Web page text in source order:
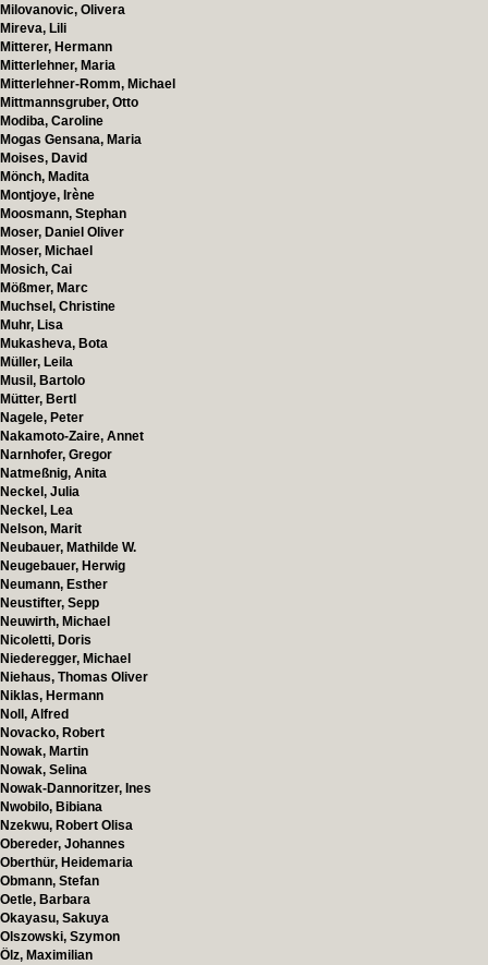
Milovanovic, Olivera
Mireva, Lili
Mitterer, Hermann
Mitterlehner, Maria
Mitterlehner-Romm, Michael
Mittmannsgruber, Otto
Modiba, Caroline
Mogas Gensana, Maria
Moises, David
Mönch, Madita
Montjoye, Irène
Moosmann, Stephan
Moser, Daniel Oliver
Moser, Michael
Mosich, Cai
Mößmer, Marc
Muchsel, Christine
Muhr, Lisa
Mukasheva, Bota
Müller, Leila
Musil, Bartolo
Mütter, Bertl
Nagele, Peter
Nakamoto-Zaire, Annet
Narnhofer, Gregor
Natmeßnig, Anita
Neckel, Julia
Neckel, Lea
Nelson, Marit
Neubauer, Mathilde W.
Neugebauer, Herwig
Neumann, Esther
Neustifter, Sepp
Neuwirth, Michael
Nicoletti, Doris
Niederegger, Michael
Niehaus, Thomas Oliver
Niklas, Hermann
Noll, Alfred
Novacko, Robert
Nowak, Martin
Nowak, Selina
Nowak-Dannoritzer, Ines
Nwobilo, Bibiana
Nzekwu, Robert Olisa
Obereder, Johannes
Oberthür, Heidemaria
Obmann, Stefan
Oetle, Barbara
Okayasu, Sakuya
Olszowski, Szymon
Ölz, Maximilian